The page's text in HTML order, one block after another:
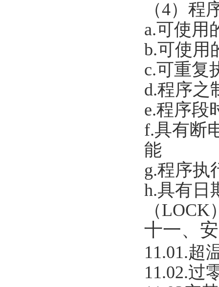
（4）程
a.可使用
b.可使用
c.可重复
d.程序之
e.程序段
f.具有断
能
g.程序执
h.具有日
（LOCK
十一、
11.01.超
11.02.过